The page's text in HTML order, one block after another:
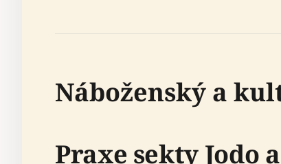
Náboženský a
Praxe sekty Jodo